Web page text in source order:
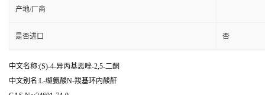
产地/厂商
是否进口 否
中文名称:(S)-4-异丙基恶唑-2,5-二酮
中文别名:L-缬氨酸N-羧基环内酸酐